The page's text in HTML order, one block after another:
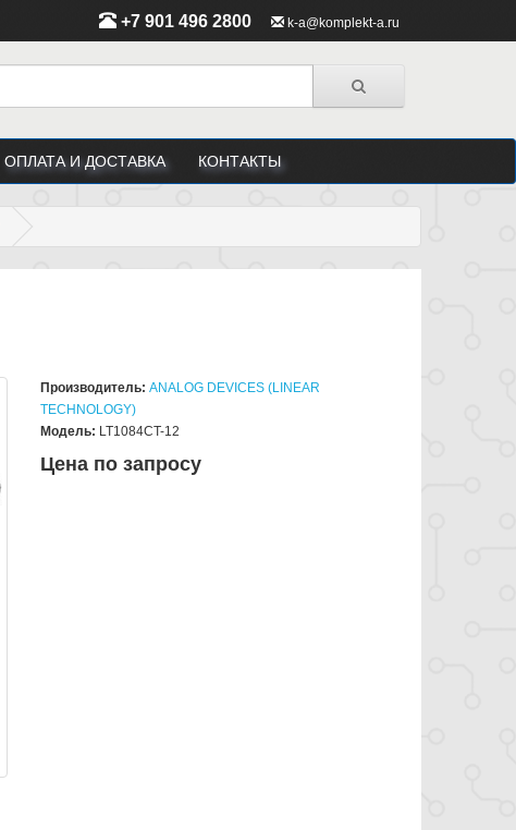
+7 901 496 2800 k-a@komplekt-a.ru
ОПЛАТА И ДОСТАВКА КОНТАКТЫ
Производитель: ANALOG DEVICES (LINEAR
TECHNOLOGY)
Модель: LT1084CT-12
Цена по запросу